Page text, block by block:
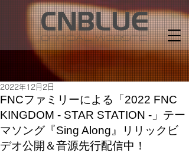
FNCファミリーによる「2022 FNC
KINGDOM - STAR STATION -」テー
マソング『Sing Along』リリックビ
デオ公開＆音源先行配信中！
2022年12月2日